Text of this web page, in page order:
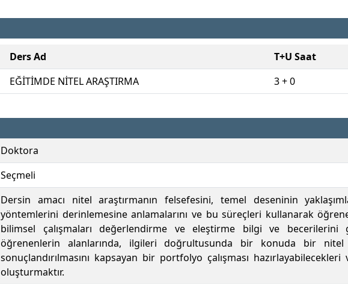
Ders Ad T+U Saat
EĞİTİMDE NİTEL ARAŞTIRMA 3 + 0
Doktora
Seçmeli
Dersin amacı nitel araştırmanın felsefesini, temel deseninin
yöntemlerini derinlemesine anlamalarını ve bu süreçleri kullanarak
bilimsel çalışmaları değerlendirme ve eleştirme bilgi ve becerilerini
öğrenenlerin alanlarında, ilgileri doğrultusunda bir konuda bir nitel
sonuçlandırılmasını kapsayan bir portfolyo çalışması
oluşturmaktır.